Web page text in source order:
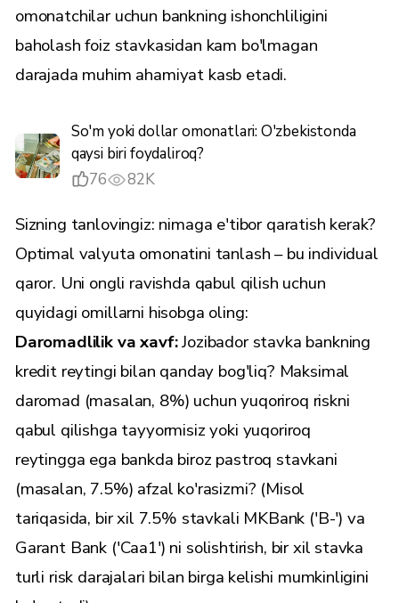
omonatchilar uchun bankning ishonchliligini
baholash foiz stavkasidan kam bo'lmagan
darajada muhim ahamiyat kasb etadi.
So'm yoki dollar omonatlari: O'zbekistonda
qaysi biri foydaliroq?
76
82K
Sizning tanlovingiz: nimaga e'tibor qaratish kerak?
Optimal valyuta omonatini tanlash – bu individual
qaror. Uni ongli ravishda qabul qilish uchun
quyidagi omillarni hisobga oling:
Daromadlilik va xavf:Jozibador stavka bankning
kredit reytingi bilan qanday bog'liq? Maksimal
daromad (masalan, 8%) uchun yuqoriroq riskni
qabul qilishga tayyormisiz yoki yuqoriroq
reytingga ega bankda biroz pastroq stavkani
(masalan, 7.5%) afzal ko'rasizmi? (Misol
tariqasida, bir xil 7.5% stavkali MKBank ('B-') va
Garant Bank ('Caa1') ni solishtirish, bir xil stavka
turli risk darajalari bilan birga kelishi mumkinligini